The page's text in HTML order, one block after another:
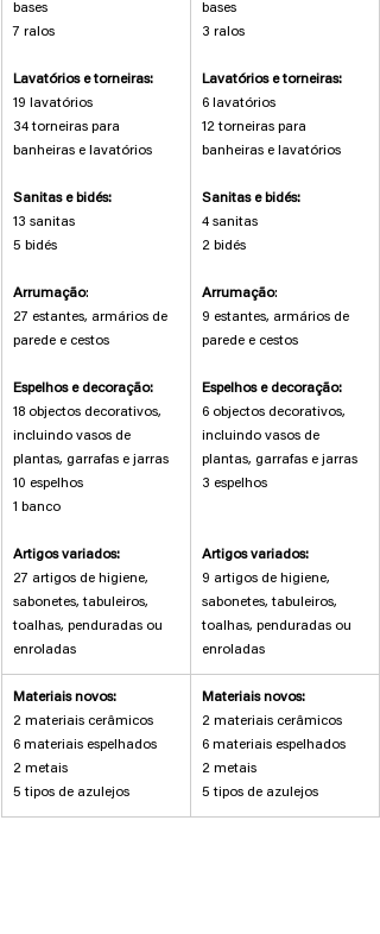
bases
7 ralos
Lavatórios e torneiras:
19 lavatórios
34 torneiras para
banheiras e lavatórios
Sanitas e bidés:
13 sanitas
5 bidés
Arrumação:
27 estantes, armários de
parede e cestos
Espelhos e decoração:
18 objectos decorativos,
incluindo vasos de
plantas, garrafas e jarras
10 espelhos
1 banco
Artigos variados:
27 artigos de higiene,
sabonetes, tabuleiros,
toalhas, penduradas ou
enroladas
bases
3 ralos
Lavatórios e torneiras:
6 lavatórios
12 torneiras para
banheiras e lavatórios
Sanitas e bidés:
4 sanitas
2 bidés
Arrumação:
9 estantes, armários de
parede e cestos
Espelhos e decoração:
6 objectos decorativos,
incluindo vasos de
plantas, garrafas e jarras
3 espelhos
Artigos variados:
9 artigos de higiene,
sabonetes, tabuleiros,
toalhas, penduradas ou
enroladas
Materiais novos:
2 materiais cerâmicos
6 materiais espelhados
2 metais
5 tipos de azulejos
Materiais novos:
2 materiais cerâmicos
6 materiais espelhados
2 metais
5 tipos de azulejos